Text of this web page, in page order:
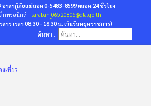
อาสากู้ภัยแม่ถอด 0-5483-8599ตลอด 24 ชั่วโมง
กทรอนิกส์ : saraban_06520805@dla.go.th
าร เวลา 08.30 - 16.30 น. เว้นวันหยุดราชการ)
ค้นหา...
เที่ยว